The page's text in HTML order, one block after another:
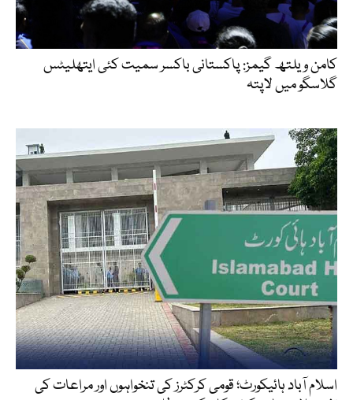
کامن ویلتھ گیمز: پاکستانی باکسر سمیت کئی ایتھلیٹس
گلاسگو میں لاپتہ
اسلام آباد ہائیکورٹ؛ قومی کرکٹرز کی تنخواہوں اور مراعات کی